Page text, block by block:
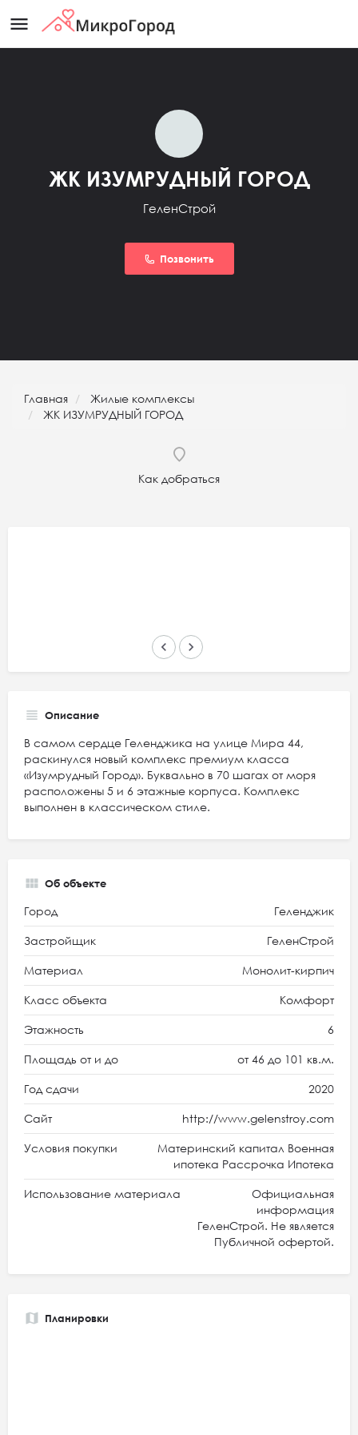
menu
ЖК ИЗУМРУДНЫЙ ГОРОД
ГеленСтрой
Позвонить
Главная
Жилые комплексы
ЖК ИЗУМРУДНЫЙ ГОРОД
Как добраться
keyboard_arrow_left keyboard_arrow_right
Описание
В самом сердце Геленджика на улице Мира 44,
раскинулся новый комплекс премиум класса
«Изумрудный Город». Буквально в 70 шагах от моря
расположены 5 и 6 этажные корпуса. Комплекс
выполнен в классическом стиле.
Об объекте
Город Геленджик
Застройщик ГеленСтрой
Материал Монолит-кирпич
Класс объекта Комфорт
Этажность 6
Площадь от и до от 46 до 101 кв.м.
Год сдачи 2020
Сайт http://www.gelenstroy.com
Условия покупки
Материнский капитал Военная
ипотека Рассрочка Ипотека
Использование материала
Официальная
информация
ГеленСтрой. Не является
Публичной офертой.
Планировки